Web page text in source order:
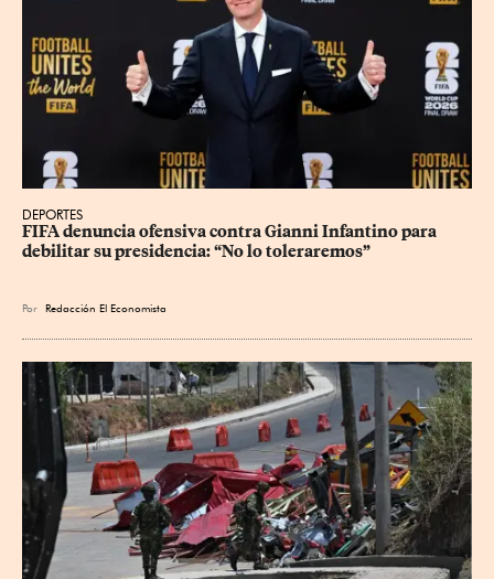
DEPORTES
FIFA denuncia ofensiva contra Gianni Infantino para
debilitar su presidencia: “No lo toleraremos”
Por Redacción El Economista